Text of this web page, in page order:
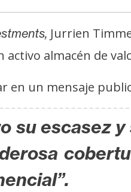
Jurrien
almacén de
en un mensaje
su escasez